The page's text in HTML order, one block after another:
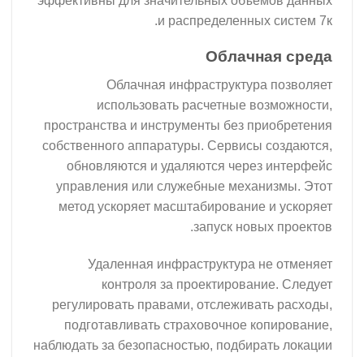
и распределенных систем 7к.
Облачная среда
Облачная инфраструктура позволяет
использовать расчетные возможности,
пространства и инструменты без приобретения
собственного аппаратуры. Сервисы создаются,
обновляются и удаляются через интерфейс
управления или служебные механизмы. Этот
метод ускоряет масштабирование и ускоряет
запуск новых проектов.
Удаленная инфраструктура не отменяет
контроля за проектирование. Следует
регулировать правами, отслеживать расходы,
подготавливать страховочное копирование,
наблюдать за безопасностью, подбирать локации